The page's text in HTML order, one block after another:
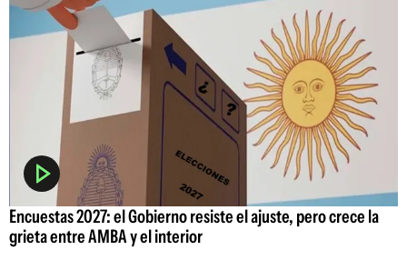
Encuestas 2027: el Gobierno resiste el ajuste, pero crece la
grieta entre AMBA y el interior